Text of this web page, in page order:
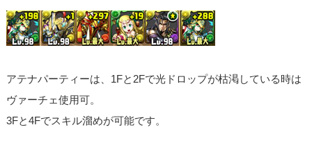
アテナパーティーは、1Fと2Fで光ドロップが枯渇している時は
ヴァーチェ使用可。
3Fと4Fでスキル溜めが可能です。